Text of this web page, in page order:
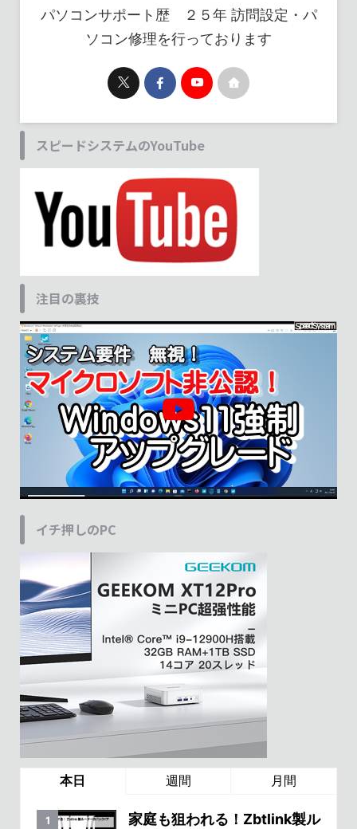
パソコンサポート歴 ２５年 訪問設定・パ
ソコン修理を行っております
スピードシステムのYouTube
注目の裏技
イチ押しのPC
本日 週間 月間
家庭も狙われる！Zbtlink製ル